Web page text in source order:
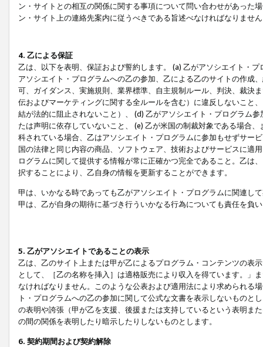
ン・サイトとの相互の関係に関する事項について問い合わせがあった
ン・サイト上の連絡先案内に従うべきである旨述べなければなりませ
4. 乙による保証
乙は、以下を表明、保証および誓約します。 (a) 乙がアソシエイト・
アソシエイト・プログラムへの乙の参加、乙による乙のサイトの作成
可、ガイダンス、実施規則、業界標準、自主規制ルール、判決、裁決
伝およびマーケティングに関する全ルールを含む）に違反しないこと
結が法的に阻止されないこと）、 (d) 乙がアソシエイト・プログラム
たは声明に依存していないこと、 (e) 乙が米国の制裁対象である場合
科されている場合、乙はアソシエイト・プログラムに参加もせずサー
国の法律と同じ内容の商品、ソフトウェア、技術およびサービスに適
ログラムに関して提供する情報が常に正確かつ完全であること。乙は
択することにより、乙自身の情報を更新することができます。
甲は、いかなる時であっても乙がアソシエイト・プログラムに関連し
甲は、乙が自身の期待に基づき行ういかなる行為についても責任を負
5. 乙がアソシエイトであることの表示
乙は、乙のサイト上または甲が乙によるプログラム・コンテンツの表
として、［乙の名称を挿入］は適格販売により収入を得ています。」
なければなりません。このような公表および適用法により求められる
ト・プログラムへの乙の参加に関して公式な文書を表示しないもの
の表明や誇張（甲が乙を支援、後援または支持しているという表明ま
の間の関係を表明したり暗示したりしないものとします。
6. 契約期間および契約解除